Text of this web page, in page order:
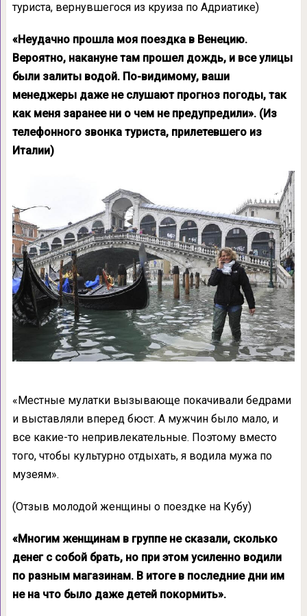
туриста, вернувшегося из круиза по Адриатике)
«Неудачно прошла моя поездка в Венецию.
Вероятно, накануне там прошел дождь, и все улицы
были залиты водой. По-видимому, ваши
менеджеры даже не слушают прогноз погоды, так
как меня заранее ни о чем не предупредили». (Из
телефонного звонка туриста, прилетевшего из
Италии)
«Местные мулатки вызывающе покачивали бедрами
и выставляли вперед бюст. А мужчин было мало, и
все какие-то непривлекательные. Поэтому вместо
того, чтобы культурно отдыхать, я водила мужа по
музеям».
(Отзыв молодой женщины о поездке на Кубу)
«Многим женщинам в группе не сказали, сколько
денег с собой брать, но при этом усиленно водили
по разным магазинам. В итоге в последние дни им
не на что было даже детей покормить».